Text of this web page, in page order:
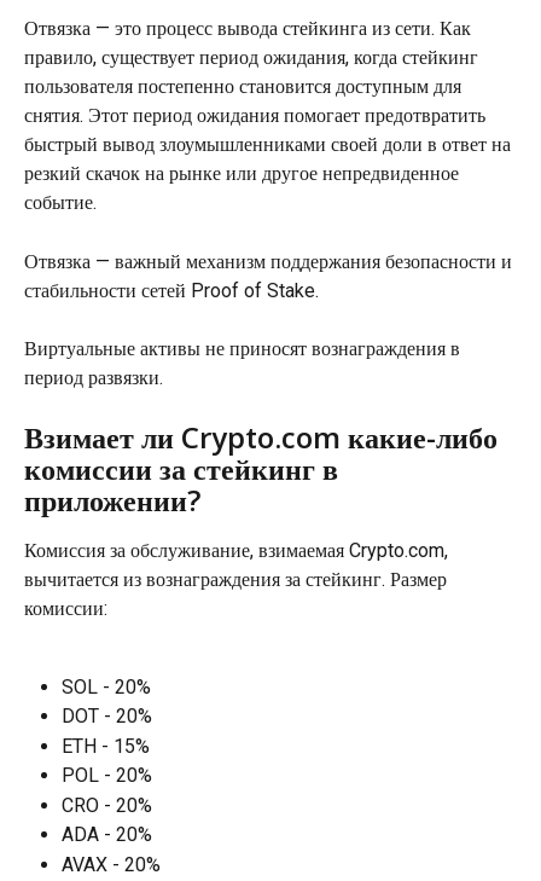
Отвязка — это процесс вывода стейкинга из сети. Как
правило, существует период ожидания, когда стейкинг
пользователя постепенно становится доступным для
снятия. Этот период ожидания помогает предотвратить
быстрый вывод злоумышленниками своей доли в ответ на
резкий скачок на рынке или другое непредвиденное
событие.
Отвязка — важный механизм поддержания безопасности и
стабильности сетей Proof of Stake.
Виртуальные активы не приносят вознаграждения в
период развязки.
Взимает ли Crypto.com какие-либо
комиссии за стейкинг в
приложении?
Комиссия за обслуживание, взимаемая Crypto.com,
вычитается из вознаграждения за стейкинг. Размер
комиссии:
SOL - 20%
DOT - 20%
ETH - 15%
POL - 20%
CRO - 20%
ADA - 20%
AVAX - 20%